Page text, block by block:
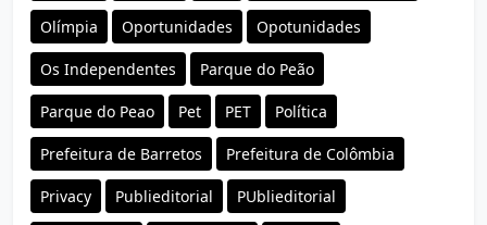
Olímpia Oportunidades Opotunidades
Os Independentes Parque do Peão
Parque do Peao Pet PET Política
Prefeitura de Barretos Prefeitura de Colômbia
Privacy Publieditorial PUblieditorial